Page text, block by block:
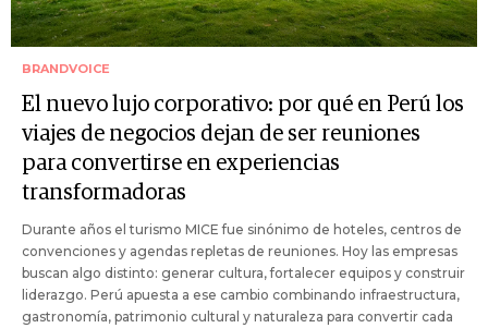
BRANDVOICE
El nuevo lujo corporativo: por qué en Perú los
viajes de negocios dejan de ser reuniones
para convertirse en experiencias
transformadoras
Durante años el turismo MICE fue sinónimo de hoteles, centros de
convenciones y agendas repletas de reuniones. Hoy las empresas
buscan algo distinto: generar cultura, fortalecer equipos y construir
liderazgo. Perú apuesta a ese cambio combinando infraestructura,
gastronomía, patrimonio cultural y naturaleza para convertir cada